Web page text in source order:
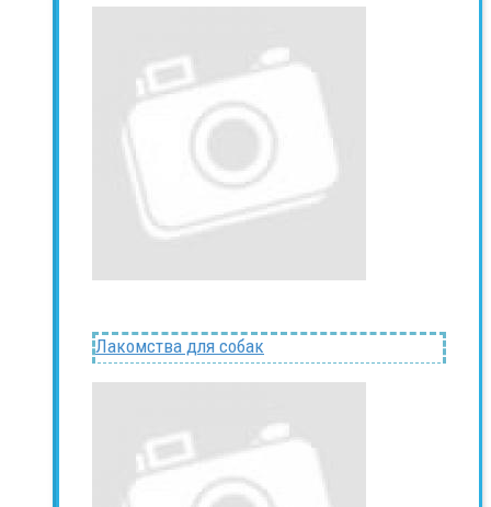
Лакомства для собак